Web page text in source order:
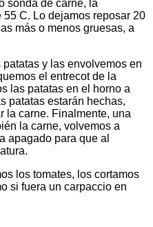
sonda de carne, la
C. Lo dejamos reposar 20
más o menos gruesas, a
patatas y las envolvemos en
el entrecot de la
las patatas en el horno a
patatas estarán hechas,
la carne. Finalmente, una
la carne, volvemos a
apagado para que al
los tomates, los cortamos
si fuera un carpaccio en